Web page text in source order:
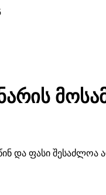
და ფასი